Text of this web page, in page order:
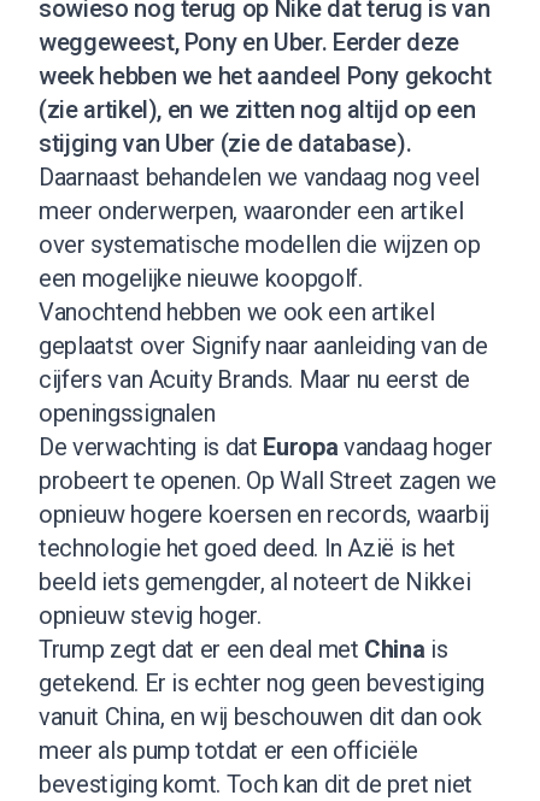
sowieso nog terug op Nike dat terug is van
weggeweest, Pony en Uber. Eerder deze
week hebben we het aandeel Pony gekocht
(zie artikel), en we zitten nog altijd op een
stijging van Uber (zie de database).
Daarnaast behandelen we vandaag nog veel
meer onderwerpen, waaronder een artikel
over systematische modellen die wijzen op
een mogelijke nieuwe koopgolf.
Vanochtend hebben we ook een artikel
geplaatst over Signifynaar aanleiding van de
cijfers van Acuity Brands. Maar nu eerst de
openingssignalen
De verwachting is dat Europa vandaag hoger
probeert te openen. Op Wall Street zagen we
opnieuw hogere koersen en records, waarbij
technologie het goed deed. In Azië is het
beeld iets gemengder, al noteert de Nikkei
opnieuw stevig hoger.
Trump zegt dat er een deal met China is
getekend. Er is echter nog geen bevestiging
vanuit China, en wij beschouwen dit dan ook
meer als pump totdat er een officiële
bevestiging komt. Toch kan dit de pret niet